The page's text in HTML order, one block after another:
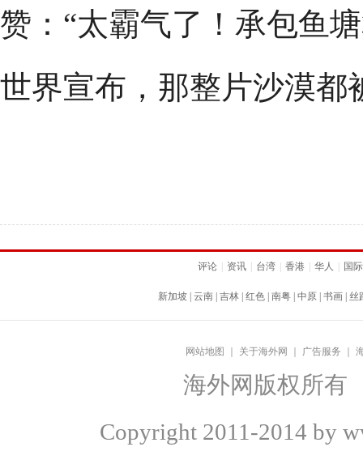
赞：“太霸气了！承包鱼
世界宣布，那整片沙漠都
评论 资讯 台湾 香港 华人 国际
新加坡 云南 吉林 红色 南粤 中原 书画 丝
网站地图 关于海外网 广告服务
海外网版权所有
Copyright 2011-2014 by